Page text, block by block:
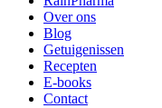
Over ons
Blog
Getuigenissen
Recepten
E-books
Contact